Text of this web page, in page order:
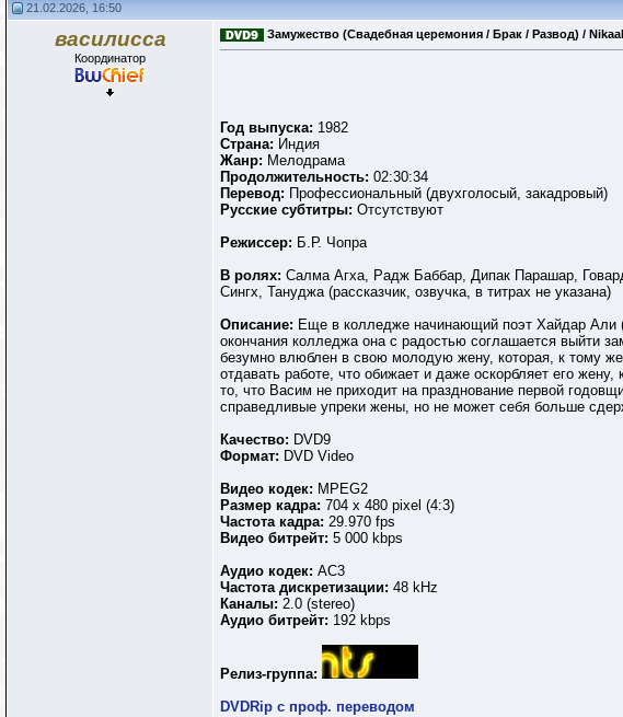
21.02.2026, 16:50
василисса
Координатор
Замужество (Свадебная церемония / Брак / Развод) /
Год выпуска: 1982
Страна: Индия
Жанр: Мелодрама
Продолжительность: 02:30:34
Перевод: Профессиональный (двухголосый, закадровый)
Русские субтитры: Отсутствуют
Режиссер: Б.Р. Чопра
В ролях: Салма Агха, Радж Баббар, Дипак Парашар,
Сингх, Тануджа (рассказчик, озвучка, в титрах не указана)
Описание: Еще в колледже начинающий поэт Хайдар Али
окончания колледжа она с радостью соглашается выйти
безумно влюблен в свою молодую жену, которая, к тому
отдавать работе, что обижает и даже оскорбляет его
то, что Васим не приходит на празднование первой
справедливые упреки жены, но не может себя больше
Качество: DVD9
Формат: DVD Video
Видео кодек: MPEG2
Размер кадра: 704 x 480 pixel (4:3)
Частота кадра: 29.970 fps
Видео битрейт: 5 000 kbps
Аудио кодек: AC3
Частота дискретизации: 48 kHz
Каналы: 2.0 (stereo)
Аудио битрейт: 192 kbps
Релиз-группа:
DVDRip с проф. переводом